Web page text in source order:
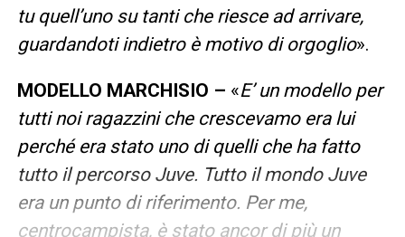
tu quell’uno su tanti che riesce ad arrivare,
guardandoti indietro è motivo di orgoglio».
MODELLO MARCHISIO – «E’ un modello per
tutti noi ragazzini che crescevamo era lui
perché era stato uno di quelli che ha fatto
tutto il percorso Juve. Tutto il mondo Juve
era un punto di riferimento. Per me,
centrocampista, è stato ancor di più un